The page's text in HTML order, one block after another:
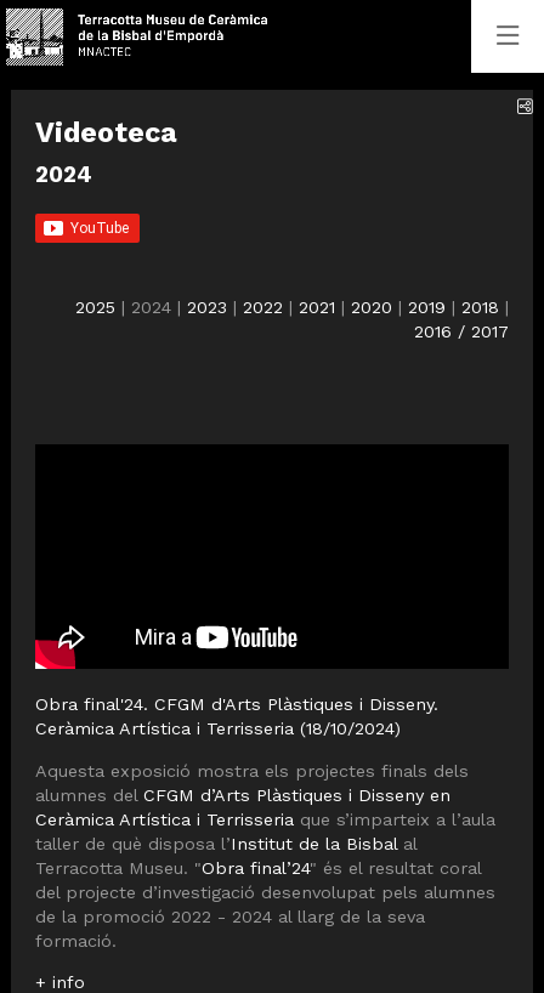
Videoteca
2024
2025 | 2024 | 2023 | 2022 | 2021 | 2020 | 2019 | 2018 |
2016 / 2017
Obra final'24. CFGM d'Arts Plàstiques i Disseny.
Ceràmica Artística i Terrisseria (18/10/2024)
Aquesta exposició mostra els projectes finals dels
alumnes del CFGM d’Arts Plàstiques i Disseny en
Ceràmica Artística i Terrisseria que s’imparteix a l’aula
taller de què disposa l’Institut de la Bisbal al
Terracotta Museu. "Obra final’24" és el resultat coral
del projecte d’investigació desenvolupat pels alumnes
de la promoció 2022 - 2024 al llarg de la seva
formació.
+ info